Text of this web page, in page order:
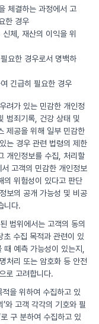
체결하는 과정에서 고
한 경우
체, 재산의 이익을 위
요한 경우로서 명백하
긴급히 필요한 경우
려가 있는 민감한 개인정
범죄기록, 건강 상태 및
제공을 위해 일부 민감한
는 경우 관련 법령의 제한
개인정보를 수집, 처리할
고객의 민감한 개인정보
의 위험성이 있다고 판단
보의 공개 가능성 및 비공
니다.
범위에서는 고객의 동의
초 수집 목적과 관련이 있
예측 가능성이 있는지,
처리 또는 암호화 등 안전
로 고려합니다.
을 위하여 수집하고 있
와 고객 각각의 기호와 필
구 분하여 수집하고 있